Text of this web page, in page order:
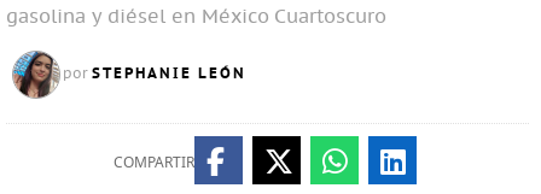
gasolina y diésel en México Cuartoscuro
por STEPHANIE LEÓN
COMPARTIR